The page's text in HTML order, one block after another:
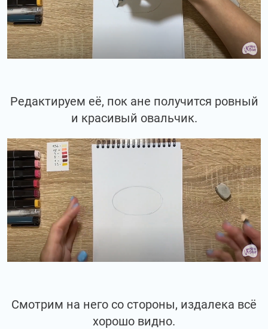
Редактируем её, пок ане получится ровный
и красивый овальчик.
Смотрим на него со стороны, издалека всё
хорошо видно.